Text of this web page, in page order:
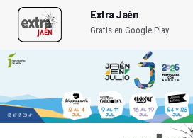
Extra Jaén
Gratis en Google Play